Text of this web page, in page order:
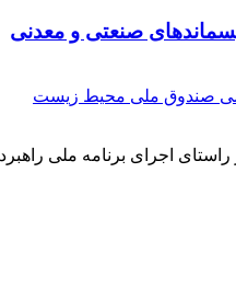
صنعتی و معدنی
صندوق ملی محیط زیست
اجرای برنامه ملی